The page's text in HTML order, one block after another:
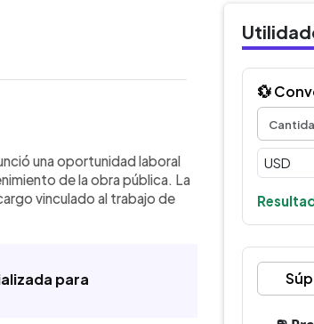
una oportunidad
personas con noveno
para realizar
publicada
ni número de
aplicar se
y el canal oficial de
una oportunidad laboral
de la obra pública. La
vinculado al trabajo de
para
💱